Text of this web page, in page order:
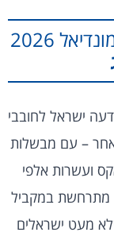
פסטיבלים | בירה | קולינריה | מונדיאל 2026
שידעה ישראל לחובבי
– עם מבשלות
ועשרות אלפי
מתרחשת במקביל
מעט ישראלים